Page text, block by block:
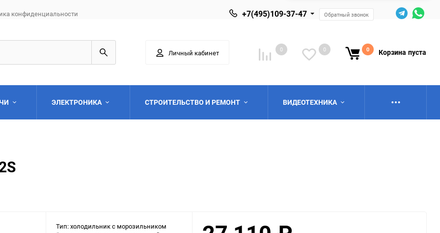
конфиденциальности +7(495)109-37-47 Обратный звонок
Личный кабинет 0 0 0 Корзина пуста
ЭЛЕКТРОНИКА СТРОИТЕЛЬСТВО И РЕМОНТ ВИДЕОТЕХНИКА
Тип: холодильник с морозильником